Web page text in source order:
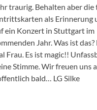
traurig. Behalten aber die
als Erinnerung
ein Konzert in Stuttgart im
Jahr. Was ist
Frau. Es ist magic!!
Stimme. Wir freuen uns
bald… LG Silke